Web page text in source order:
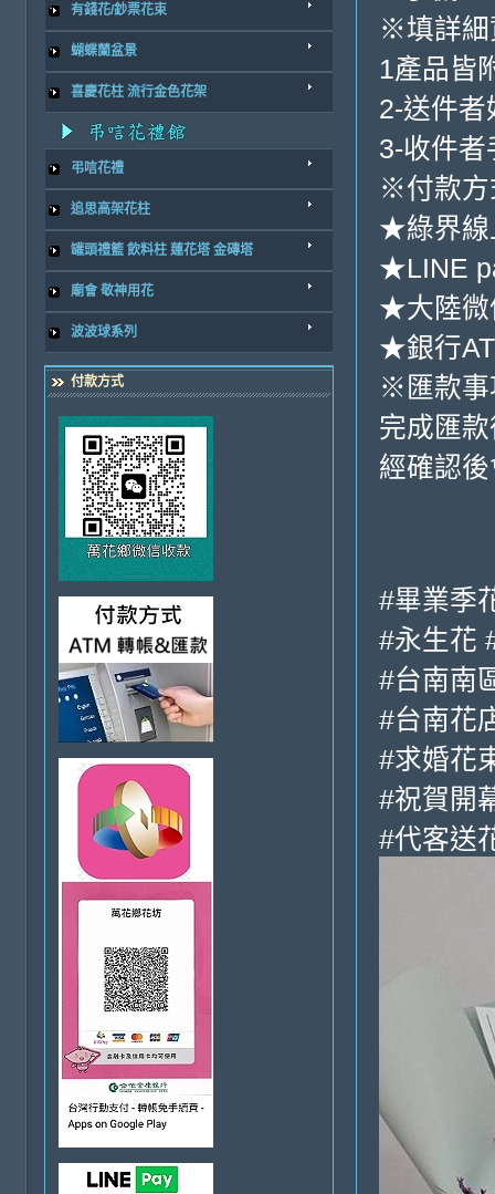
有錢花/鈔票花束
蝴蝶蘭盆景
喜慶花柱 流行金色花架
弔唁花禮
追思高架花柱
罐頭禮籃 飲料柱 蓮花塔 金磚塔
廟會 敬神用花
波波球系列
付款方式
※填詳細
1產品皆
2-送件者
3-收件者
※付款方
★綠界線
★LINE
★大陸微
★銀行
※匯款事
完成匯
經確認
#畢業季
#永生花
#台南南
#台南花
#求婚花
#祝賀開
#代客送